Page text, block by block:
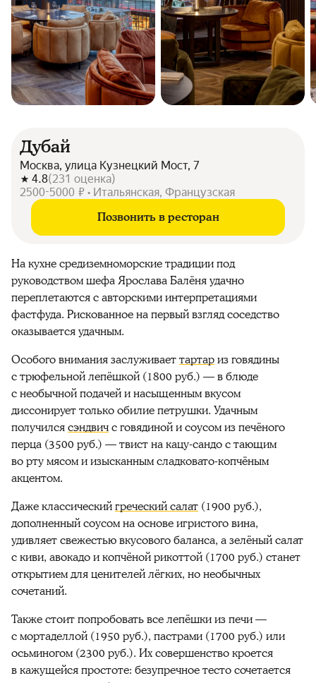
Дубай
Москва, улица Кузнецкий Мост, 7
4.8(231 оценка)
2500-5000 ₽ • Итальянская, Французская
Позвонить в ресторан
На кухне средиземноморские традиции под
руководством шефа Ярослава Балёня удачно
переплетаются с авторскими интерпретациями
фастфуда. Рискованное на первый взгляд соседство
оказывается удачным.
Особого внимания заслуживаеттартариз говядины
с трюфельной лепёшкой (1800 руб.) — в блюде
с необычной подачей и насыщенным вкусом
диссонирует только обилие петрушки. Удачным
получилсясэндвичс говядиной и соусом из печёного
перца (3500 руб.) — твист на кацу-сандо с тающим
во рту мясом и изысканным сладковато-копчёным
акцентом.
Даже классическийгреческий салат (1900 руб.),
дополненный соусом на основе игристого вина,
удивляет свежестью вкусового баланса, а зелёный салат
с киви, авокадо и копчёной рикоттой (1700 руб.) станет
открытием для ценителей лёгких, но необычных
сочетаний.
Также стоит попробовать все лепёшки из печи —
с мортаделлой (1950 руб.), пастрами (1700 руб.) или
осьминогом (2300 руб.). Их совершенство кроется
в кажущейся простоте: безупречное тесто сочетается